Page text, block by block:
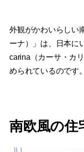
外観がかわいらしい
ーナ）」は、日本に
carina（カーサ・カ
められているのです。
南欧風の住